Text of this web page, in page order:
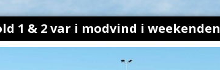
1 & 2 var i modvind i weekenden